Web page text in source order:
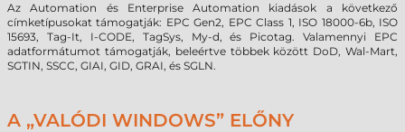
Az Automation és Enterprise Automation kiadások a következő
címketípusokat támogatják: EPC Gen2, EPC Class 1, ISO 18000-6b, ISO
15693, Tag-It, I-CODE, TagSys, My-d, és Picotag. Valamennyi EPC
adatformátumot támogatják, beleértve többek között DoD, Wal-Mart,
SGTIN, SSCC, GIAI, GID, GRAI, és SGLN.
A „VALÓDI WINDOWS” ELŐNY